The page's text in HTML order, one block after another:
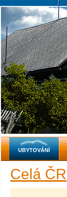
Celá ČR
UBYTOVÁNÍ